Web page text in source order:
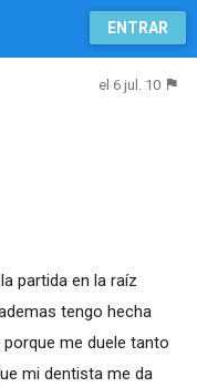
ENTRAR
el 6 jul. 10
partida en la raíz
tengo hecha
me duele tanto
mi dentista me da